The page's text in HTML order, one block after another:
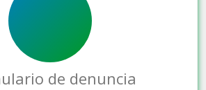
de denuncia